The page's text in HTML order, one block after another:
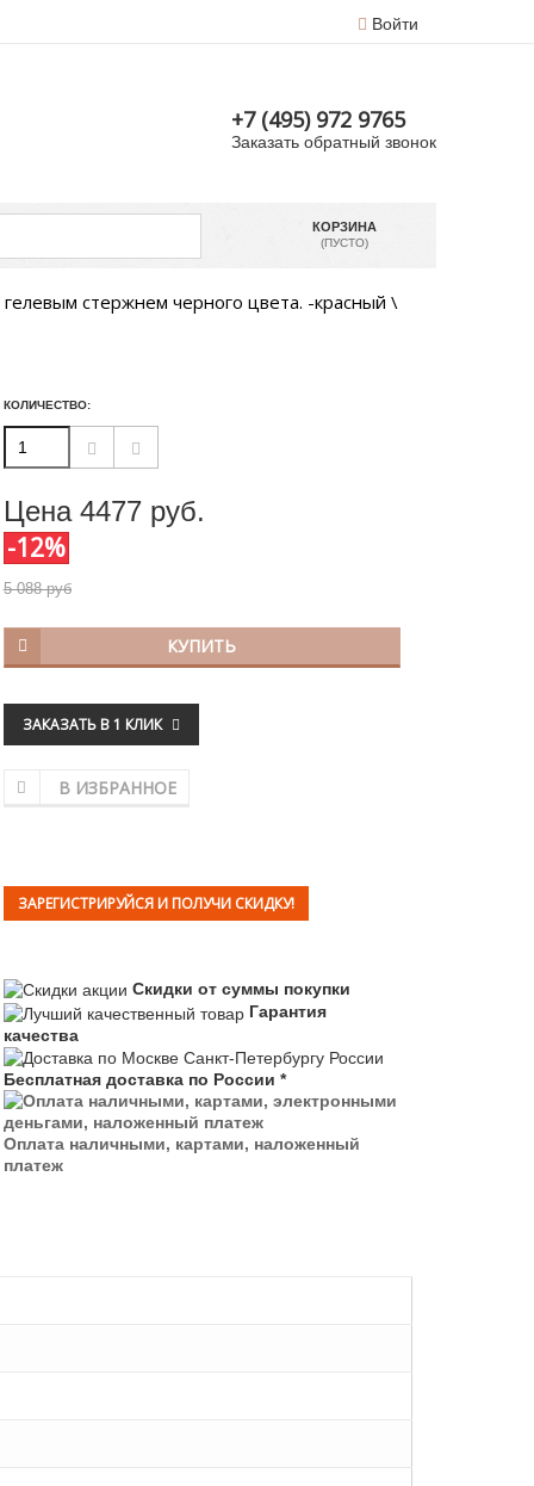
Войти
+7 (495) 972 9765
Заказать обратный звонок
КОРЗИНА
(ПУСТО)
стержнем черного цвета. -красный \
КОЛИЧЕСТВО:
Цена 4477руб.
-12%
5 088 руб
КУПИТЬ
ЗАКАЗАТЬ В 1 КЛИК
В ИЗБРАННОЕ
ЗАРЕГИСТРИРУЙСЯ И ПОЛУЧИ СКИДКУ!
Скидки от суммы покупки
Гарантия
качества
Бесплатная доставка по России *
Оплата наличными, картами, наложенный
платеж